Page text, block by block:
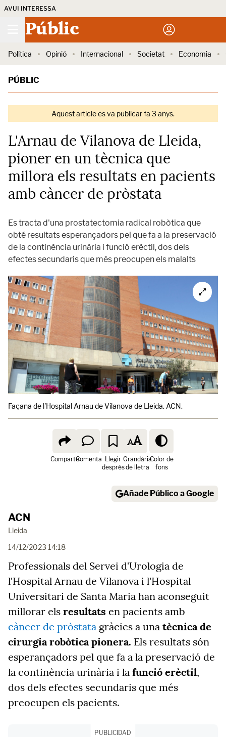
AVUI INTERESSA
Públic
Política Opinió Internacional Societat Economia
PÚBLIC
Aquest article es va publicar fa 3 anys.
L'Arnau de Vilanova de Lleida,
pioner en un tècnica que
millora els resultats en pacients
amb càncer de pròstata
Es tracta d'una prostatectomia radical robòtica que
obté resultats esperançadors pel que fa a la preservació
de la continència urinària i funció erèctil, dos dels
efectes secundaris que més preocupen els malalts
Façana de l'Hospital Arnau de Vilanova de Lleida. ACN.
ComparteComenta Llegir
després
Grandària
de lletra
Color de
fons
Añade Público a Google
ACN
Lleida
14/12/2023 14:18
Professionals del Servei d'Urologia de
l'Hospital Arnau de Vilanova i l'Hospital
Universitari de Santa Maria han aconseguit
millorar els resultats en pacients amb
càncer de pròstata gràcies a una tècnica de
cirurgia robòtica pionera. Els resultats són
esperançadors pel que fa a la preservació de
la continència urinària i la funció erèctil,
dos dels efectes secundaris que més
preocupen els pacients.
PUBLICIDAD